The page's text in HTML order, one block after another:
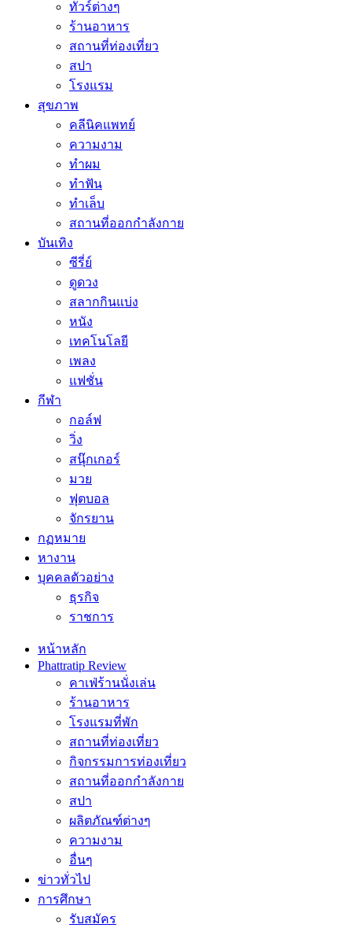
ทัวร์ต่างๆ
ร้านอาหาร
สถานที่ท่องเที่ยว
สปา
โรงแรม
สุขภาพ
คลีนิคแพทย์
ความงาม
ทำผม
ทำฟัน
ทำเล็บ
สถานที่ออกกำลังกาย
บันเทิง
ซีรี่ย์
ดูดวง
สลากกินแบ่ง
หนัง
เทคโนโลยี
เพลง
แฟชั่น
กีฬา
กอล์ฟ
วิ่ง
สนุ๊กเกอร์
มวย
ฟุตบอล
จักรยาน
กฏหมาย
หางาน
บุคคลตัวอย่าง
ธุรกิจ
ราชการ
หน้าหลัก
Phattratip Review
คาเฟ่ร้านนั่งเล่น
ร้านอาหาร
โรงแรมที่พัก
สถานที่ท่องเที่ยว
กิจกรรมการท่องเที่ยว
สถานที่ออกกำลังกาย
สปา
ผลิตภัณฑ์ต่างๆ
ความงาม
อื่นๆ
ข่าวทั่วไป
การศึกษา
รับสมัคร